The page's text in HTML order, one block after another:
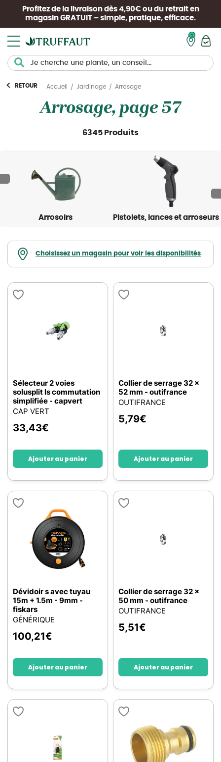
Profitez de la livraison dès 4,90€ ou du retrait en
magasin GRATUIT – simple, pratique, efficace.
RETOUR Accueil Jardinage Arrosage
Arrosage, page 57
6345 Produits
Arrosoirs Pistolets, lances et arroseurs
Choisissez un magasin pour voir les disponibilités
Sélecteur 2 voies
solusplit ls commutation
simplifiée - capvert
CAP VERT
33,43€
Ajouter au panier
Collier de serrage 32 x
52 mm - outifrance
OUTIFRANCE
5,79€
Ajouter au panier
Dévidoir s avec tuyau
15m + 1.5m - 9mm -
fiskars
GÉNÉRIQUE
100,21€
Ajouter au panier
Collier de serrage 32 x
50 mm - outifrance
OUTIFRANCE
5,51€
Ajouter au panier